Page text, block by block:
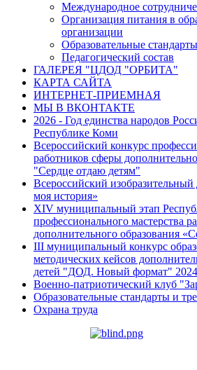
Международное
Организация питания в
организации
Образовательные
Педагогический состав
ГАЛЕРЕЯ "ЦДОД "ОРБИТА"
КАРТА САЙТА
ИНТЕРНЕТ-ПРИЕМНАЯ
МЫ В ВКОНТАКТЕ
2026 - Год единства народов
Республике Коми
Всероссийский конкурс
работников сферы
"Сердце отдаю детям"
Всероссийский
моя история»
XIV муниципальный этап
профессионального мастерства
дополнительного образования
III муниципальный конкурс
методических кейсов
детей "ДОД. Новый формат"
Военно-патриотический клуб
Образовательные стандарты и
Охрана труда